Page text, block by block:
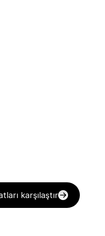
karşılaştır